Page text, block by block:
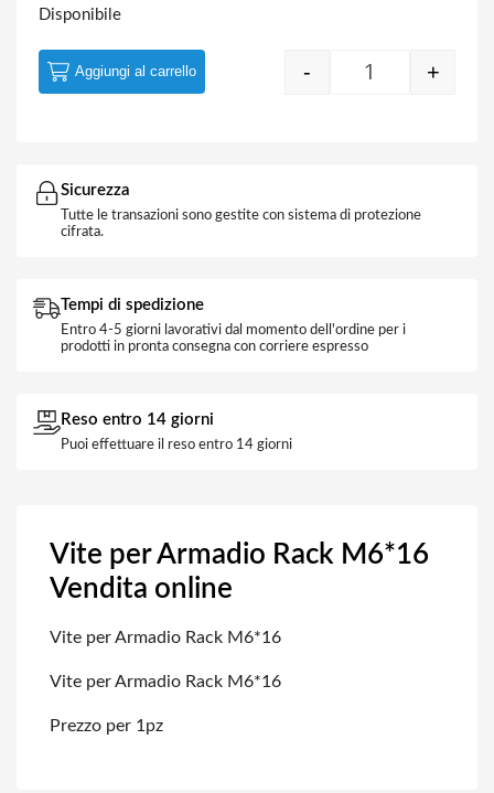
Disponibile
Quantity
- +
Aggiungi al carrello
Sicurezza
Tutte le transazioni sono gestite con sistema di protezione
cifrata.
Tempi di spedizione
Entro 4-5 giorni lavorativi dal momento dell'ordine per i
prodotti in pronta consegna con corriere espresso
Reso entro 14 giorni
Puoi effettuare il reso entro 14 giorni
Vite per Armadio Rack M6*16
Vendita online
Vite per Armadio Rack M6*16
Vite per Armadio Rack M6*16
Prezzo per 1pz